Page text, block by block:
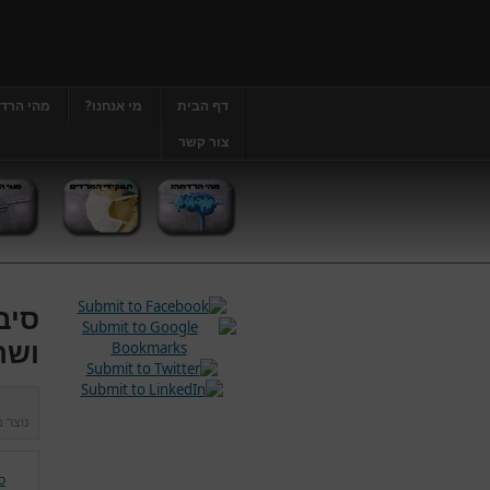
דף הבית מי אנחנו? מהי
צור קשר
נוצר